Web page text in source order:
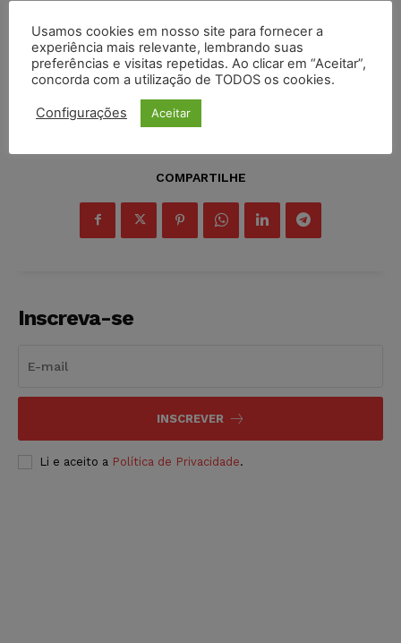
COMPARTILHE
Inscreva-se
INSCREVER
Li e aceito a Política de Privacidade.
Usamos cookies em nosso site para fornecer a
experiência mais relevante, lembrando suas
preferências e visitas repetidas. Ao clicar em “Aceitar”,
concorda com a utilização de TODOS os cookies.
Configurações Aceitar